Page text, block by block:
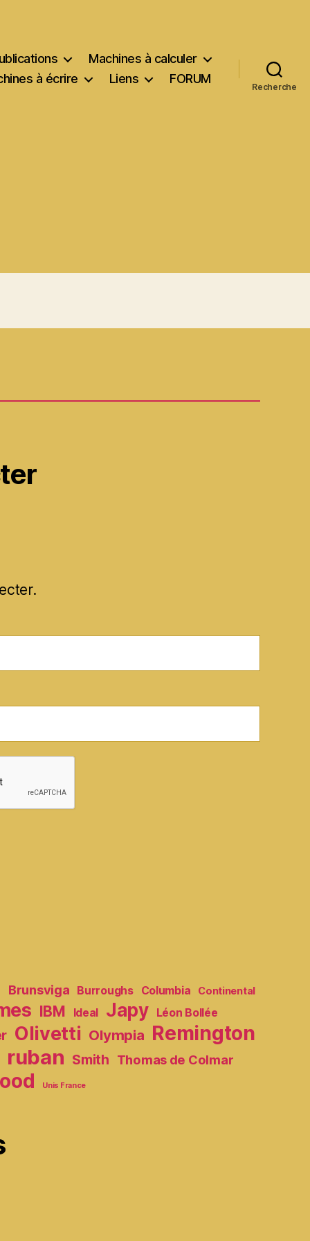
Machines à calculer
à écrire
Liens FORUM
Recherche
Brunsviga Burroughs Columbia Continental
IBM Ideal Japy
Léon Bollée
Olivetti Olympia Remington
ruban Smith Thomas de Colmar
Unis France